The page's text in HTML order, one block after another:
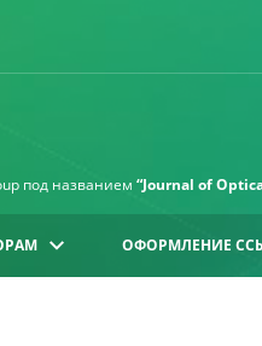
под названием “Journal of
ОФОРМЛЕНИЕ